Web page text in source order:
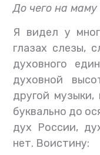
До чего на
Я видел у
глазах слезы,
духовного
духовной
другой
буквально до
дух России,
нет. Воистину: